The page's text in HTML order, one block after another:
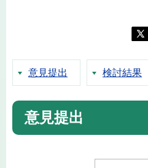
意見提出 検討結果
意見提出